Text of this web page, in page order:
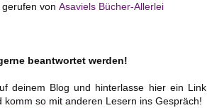
von Asaviels Bücher-Allerlei
beantwortet werden!
deinem Blog und hinterlasse hier ein Link,
so mit anderen Lesern ins Gespräch!